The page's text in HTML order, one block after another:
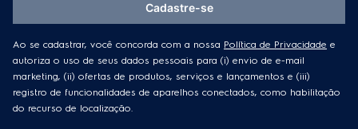
Ao se cadastrar, você concorda com a nossa Política de Privacidade e
autoriza o uso de seus dados pessoais para (i) envio de e-mail
marketing, (ii) ofertas de produtos, serviços e lançamentos e (iii)
registro de funcionalidades de aparelhos conectados, como habilitação
do recurso de localização.
Cadastre-se